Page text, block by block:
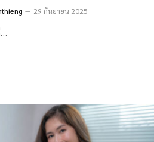
29 กันยายน 2025